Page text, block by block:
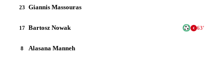
23 Giannis Massouras
17 Bartosz Nowak 63'
8 Alasana Manneh